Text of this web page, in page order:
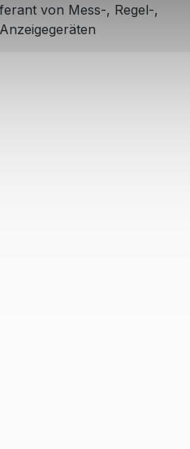
von Mess-, Regel-,